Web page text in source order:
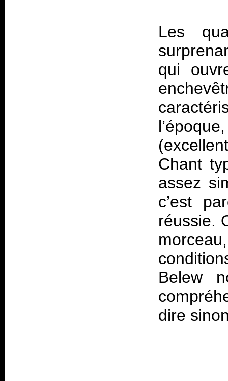
Les
qui
Chant
assez
c’est
réussie.
Belew
dire